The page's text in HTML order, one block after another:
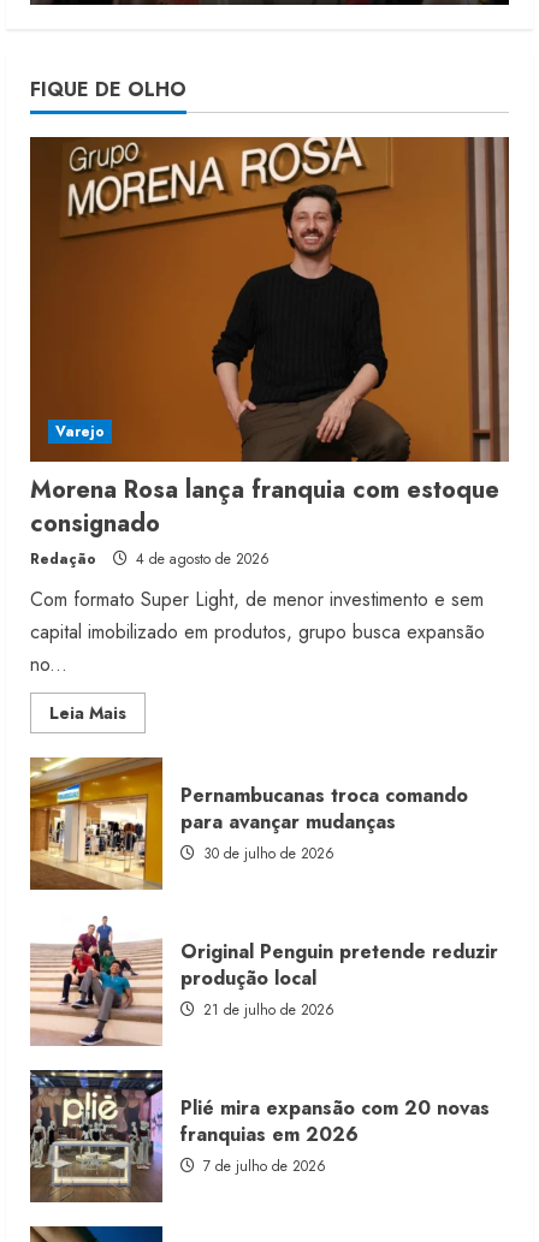
5
Projeto testa passaporte digital na
moda nacional
4 de agosto de 2026
FIQUE DE OLHO
Varejo
Morena Rosa lança franquia com estoque
consignado
Redação 4 de agosto de 2026
Com formato Super Light, de menor investimento e sem
capital imobilizado em produtos, grupo busca expansão
no...
Leia MaisRead
more
Morena
Rosa
lança
franquia
com
estoque
consignado
Pernambucanas troca comando
para avançar mudanças
30 de julho de 2026
Original Penguin pretende reduzir
produção local
21 de julho de 2026
Plié mira expansão com 20 novas
franquias em 2026
7 de julho de 2026